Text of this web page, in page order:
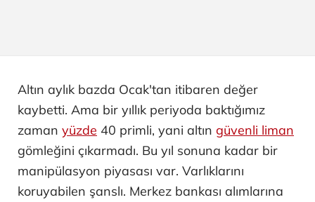
Altın aylık bazda Ocak'tan itibaren değer
kaybetti. Ama bir yıllık periyoda baktığımız
zaman yüzde 40 primli, yani altın güvenli liman
gömleğini çıkarmadı. Bu yıl sonuna kadar bir
manipülasyon piyasası var. Varlıklarını
koruyabilen şanslı. Merkez bankası alımlarına